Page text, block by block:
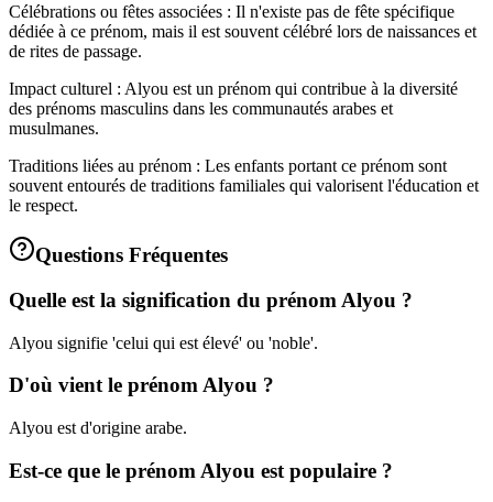
Célébrations ou fêtes associées : Il n'existe pas de fête spécifique
dédiée à ce prénom, mais il est souvent célébré lors de naissances et
de rites de passage.
Impact culturel : Alyou est un prénom qui contribue à la diversité
des prénoms masculins dans les communautés arabes et
musulmanes.
Traditions liées au prénom : Les enfants portant ce prénom sont
souvent entourés de traditions familiales qui valorisent l'éducation et
le respect.
Questions Fréquentes
Quelle est la signification du prénom Alyou ?
Alyou signifie 'celui qui est élevé' ou 'noble'.
D'où vient le prénom Alyou ?
Alyou est d'origine arabe.
Est-ce que le prénom Alyou est populaire ?